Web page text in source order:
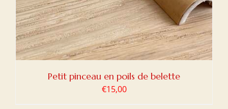
Petit pinceau en poils de belette
€15,00